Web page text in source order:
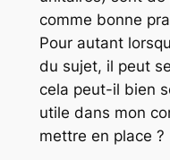
comme bonne
Pour autant
du sujet, il peut
cela peut-il bien
utile dans mon
mettre en place ?